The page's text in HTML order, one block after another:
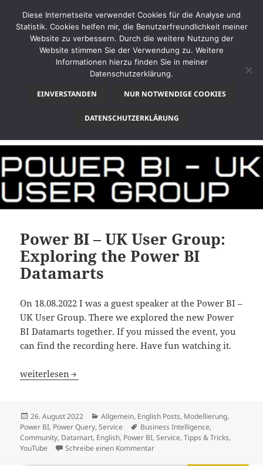
Schlagwort:English
Power BI – UK User Group:
Exploring the Power BI
Datamarts
On 18.08.2022 I was a guest speaker at the Power BI –
UK User Group. There we explored the new Power
BI Datamarts together. If you missed the event, you
can find the recording here. Have fun watching it.
Power BI – UK User Group: Exploring the Power BI
weiterlesen
Veröffentlicht
am
26. August 2022 Kategorien
Allgemein, English Posts, Modellierung,
Power BI, Power Query,Service Schlagwörter
Business Intelligence,
Community, Datamart, English, Power BI,Service,Tipps & Tricks,
YouTube
Schreibe einen Kommentarzu Power BI – UK User Group:
Diese Internetseite verwendet Cookies für die Analyse und
Statistik. Cookies helfen mir, die Benutzerfreundlichkeit meiner
Website zu verbessern. Durch die weitere Nutzung der
Website stimmen Sie der Verwendung zu. Weitere
Informationen hierzu finden Sie in meiner
Datenschutzerklärung.
EINVERSTANDEN NUR NOTWENDIGE COOKIES
DATENSCHUTZERKLÄRUNG